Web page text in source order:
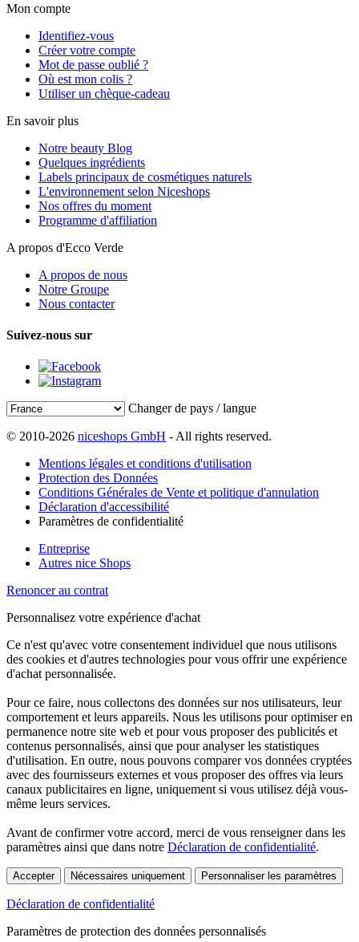
Mon compte
Identifiez-vous
Créer votre compte
Mot de passe oublié ?
Où est mon colis ?
Utiliser un chèque-cadeau
En savoir plus
Notre beauty Blog
Quelques ingrédients
Labels principaux de cosmétiques naturels
L'environnement selon Niceshops
Nos offres du moment
Programme d'affiliation
A propos d'Ecco Verde
A propos de nous
Notre Groupe
Nous contacter
Suivez-nous sur
Changer de pays / langue
© 2010-2026 niceshops GmbH - All rights reserved.
Mentions légales et conditions d'utilisation
Protection des Données
Conditions Générales de Vente et politique d'annulation
Déclaration d'accessibilité
Paramètres de confidentialité
Entreprise
Autres nice Shops
Renoncer au contrat
Personnalisez votre expérience d'achat
Ce n'est qu'avec votre consentement individuel que nous utilisons
des cookies et d'autres technologies pour vous offrir une expérience
d'achat personnalisée.
Pour ce faire, nous collectons des données sur nos utilisateurs, leur
comportement et leurs appareils. Nous les utilisons pour optimiser en
permanence notre site web et pour vous proposer des publicités et
contenus personnalisés, ainsi que pour analyser les statistiques
d'utilisation. En outre, nous pouvons comparer vos données cryptées
avec des fournisseurs externes et vous proposer des offres via leurs
canaux publicitaires en ligne, uniquement si vous utilisez déjà vous-
même leurs services.
Avant de confirmer votre accord, merci de vous renseigner dans les
paramètres ainsi que dans notre Déclaration de confidentialité.
Accepter Nécessaires uniquement Personnaliser les paramètres
Déclaration de confidentialité
Paramètres de protection des données personnalisés